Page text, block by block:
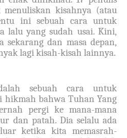
kisahnya (atau
ini sebuah cara untuk
lalu yang sudah usai. Kini,
sekarang dan masa depan,
lagi kisah-kisah lainnya.
sebuah cara untuk
hikmah bahwa Tuhan Yang
pergi ke mana-mana
dan patah. Dia selalu ada
ketika kita memasrah-